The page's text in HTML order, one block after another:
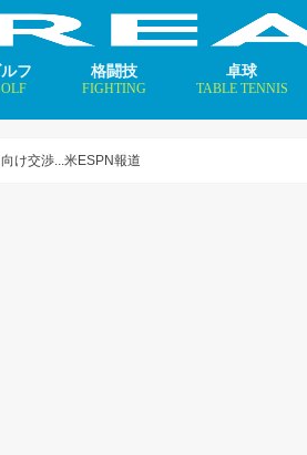
フ 格闘技
FIGHTING
卓球
TABLE TENNIS
け交渉...米ESPN報道